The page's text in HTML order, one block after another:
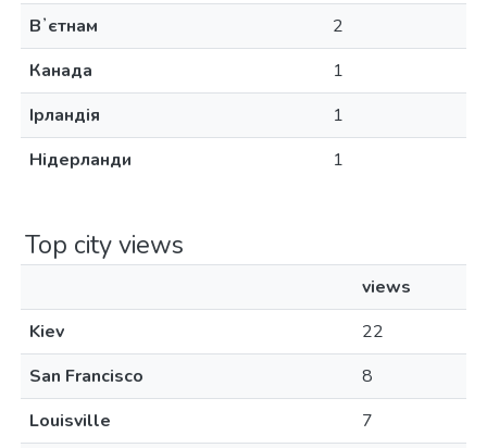
Вʼєтнам
2
Канада
1
Ірландія
1
Нідерланди
1
Top city views
views
Kiev
22
San Francisco
8
Louisville
7